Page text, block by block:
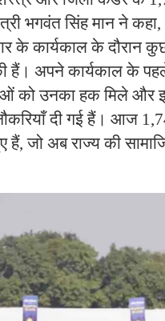
भगवंत सिंह मान ने
के कार्यकाल के दौरान
हैं। अपने कार्यकाल के
को उनका हक मिले
दी गई हैं। आज
हैं, जो अब राज्य की